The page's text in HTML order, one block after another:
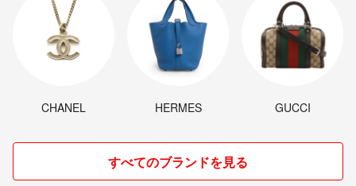
CHANEL HERMES GUCCI
すべてのブランドを見る